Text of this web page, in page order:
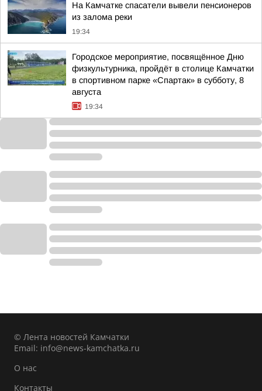
На Камчатке спасатели вывели пенсионеров
из залома реки
19:34
Городское мероприятие, посвящённое Дню
физкультурника, пройдёт в столице Камчатки
в спортивном парке «Спартак» в субботу, 8
августа
19:34
© Лента новостей Камчатки
Email: info@news-kamchatka.ru
О нас
Контакты